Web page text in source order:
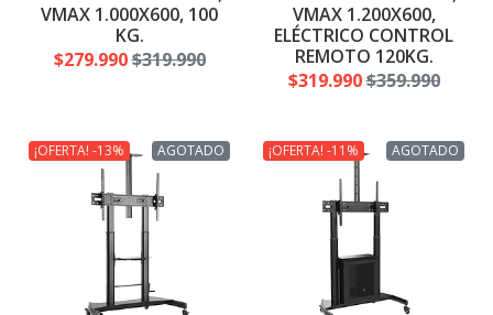
VMAX 1.000X600, 100
KG.
$279.990$319.990
VMAX 1.200X600,
ELÉCTRICO CONTROL
REMOTO 120KG.
$319.990$359.990
AGOTADO
¡OFERTA! -13% AGOTADO
¡OFERTA! -11%